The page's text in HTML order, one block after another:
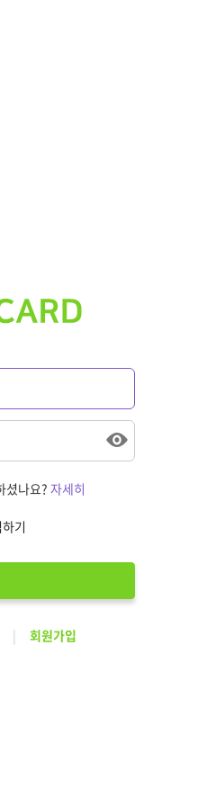
셨나요?자세히
기
| 회원가입